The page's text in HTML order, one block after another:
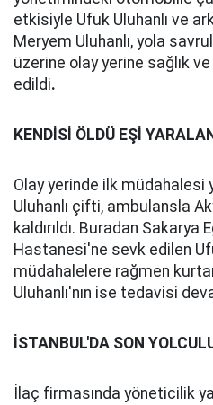
etkisiyle Ufuk Uluhanlı ve
Meryem Uluhanlı, yola
üzerine olay yerine sağlık
edildi.
KENDİSİ ÖLDÜ EŞİ
Olay yerinde ilk müdahalesi
Uluhanlı çifti, ambulansla
kaldırıldı. Buradan Sakarya
Hastanesi'ne sevk edilen
müdahalelere rağmen
Uluhanlı'nın ise tedavisi
İSTANBUL'DA SON
İlaç firmasında yöneticilik